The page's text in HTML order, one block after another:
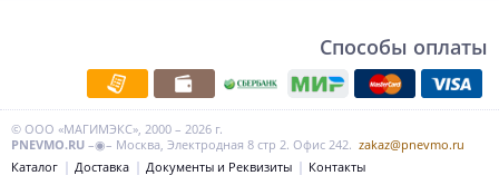
Способы оплаты
© ООО «МАГИМЭКС», 2000 – 2026 г.
PNEVMO.RU –◉– Москва, Электродная 8 стр 2. Офис 242. zakaz@pnevmo.ru
Каталог
Доставка Документы и Реквизиты Контакты